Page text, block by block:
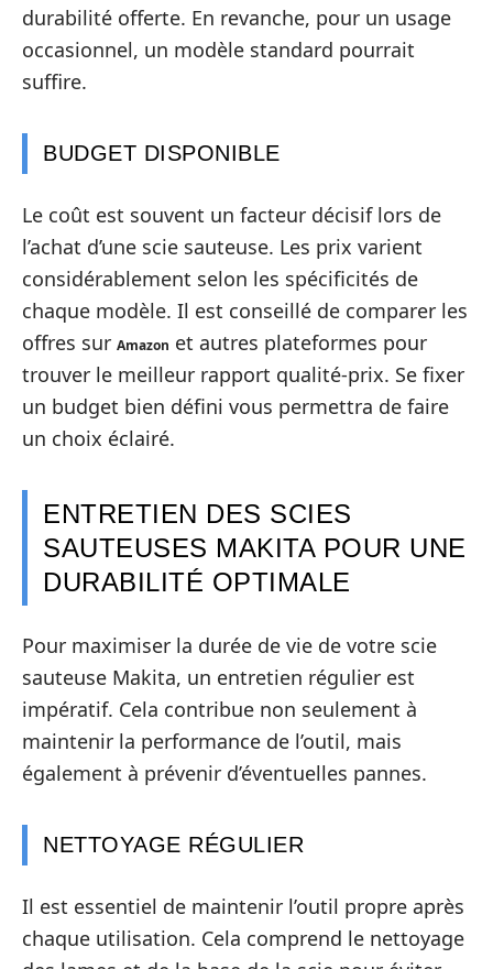
durabilité offerte. En revanche, pour un usage
occasionnel, un modèle standard pourrait
suffire.
BUDGET DISPONIBLE
Le coût est souvent un facteur décisif lors de
l’achat d’une scie sauteuse. Les prix varient
considérablement selon les spécificités de
chaque modèle. Il est conseillé de comparer les
offres sur Amazon et autres plateformes pour
trouver le meilleur rapport qualité-prix. Se fixer
un budget bien défini vous permettra de faire
un choix éclairé.
ENTRETIEN DES SCIES
SAUTEUSES MAKITA POUR UNE
DURABILITÉ OPTIMALE
Pour maximiser la durée de vie de votre scie
sauteuse Makita, un entretien régulier est
impératif. Cela contribue non seulement à
maintenir la performance de l’outil, mais
également à prévenir d’éventuelles pannes.
NETTOYAGE RÉGULIER
Il est essentiel de maintenir l’outil propre après
chaque utilisation. Cela comprend le nettoyage